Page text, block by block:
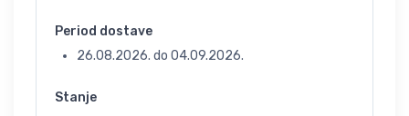
Period dostave
26.08.2026. do 04.09.2026.
Stanje